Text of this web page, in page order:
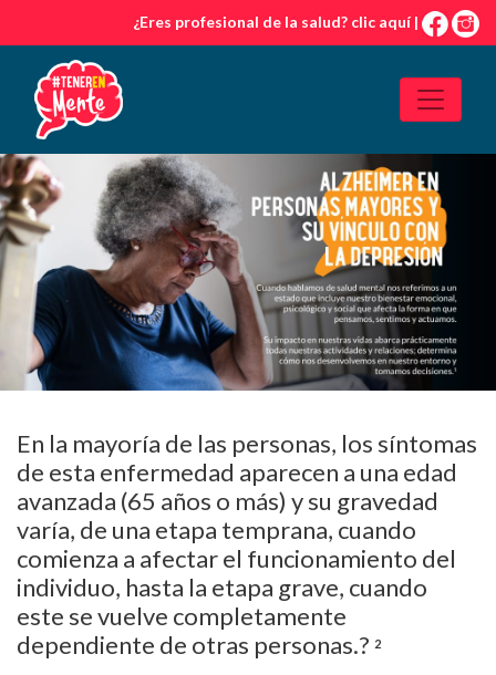
to
content
¿Eres profesional de la salud? clic aquí |
En la mayoría de las personas, los síntomas
de esta enfermedad aparecen a una edad
avanzada (65 años o más) y su gravedad
varía, de una etapa temprana, cuando
comienza a afectar el funcionamiento del
individuo, hasta la etapa grave, cuando
este se vuelve completamente
dependiente de otras personas.? 2